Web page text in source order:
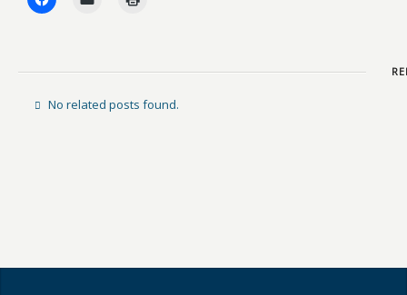
No related posts found.